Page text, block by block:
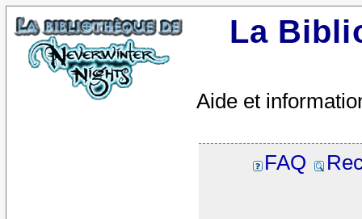
La
Aide et
FAQ